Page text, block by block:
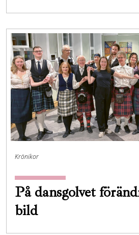
Krönikor
På dansgolvet
bild